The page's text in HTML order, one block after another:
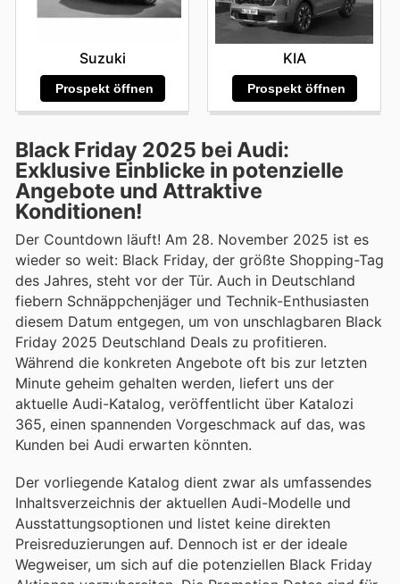
Suzuki
Prospekt öffnen
KIA
Prospekt öffnen
Black Friday 2025 bei Audi:
Exklusive Einblicke in potenzielle
Angebote und Attraktive
Konditionen!
Der Countdown läuft! Am 28. November 2025 ist es
wieder so weit: Black Friday, der größte Shopping-Tag
des Jahres, steht vor der Tür. Auch in Deutschland
fiebern Schnäppchenjäger und Technik-Enthusiasten
diesem Datum entgegen, um von unschlagbaren Black
Friday 2025 Deutschland Deals zu profitieren.
Während die konkreten Angebote oft bis zur letzten
Minute geheim gehalten werden, liefert uns der
aktuelle Audi-Katalog, veröffentlicht über Katalozi
365, einen spannenden Vorgeschmack auf das, was
Kunden bei Audi erwarten könnten.
Der vorliegende Katalog dient zwar als umfassendes
Inhaltsverzeichnis der aktuellen Audi-Modelle und
Ausstattungsoptionen und listet keine direkten
Preisreduzierungen auf. Dennoch ist er der ideale
Wegweiser, um sich auf die potenziellen Black Friday